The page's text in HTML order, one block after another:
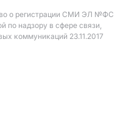
о регистрации СМИ ЭЛ №ФС
по надзору в сфере связи,
коммуникаций 23.11.2017